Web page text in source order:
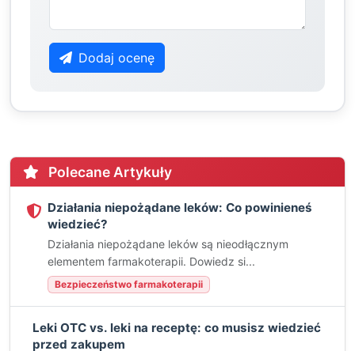
Dodaj ocenę
Polecane Artykuły
Działania niepożądane leków: Co powinieneś
wiedzieć?
Działania niepożądane leków są nieodłącznym
elementem farmakoterapii. Dowiedz si...
Bezpieczeństwo farmakoterapii
Leki OTC vs. leki na receptę: co musisz wiedzieć
przed zakupem